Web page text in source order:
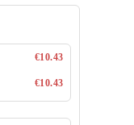
€10.43
€10.43